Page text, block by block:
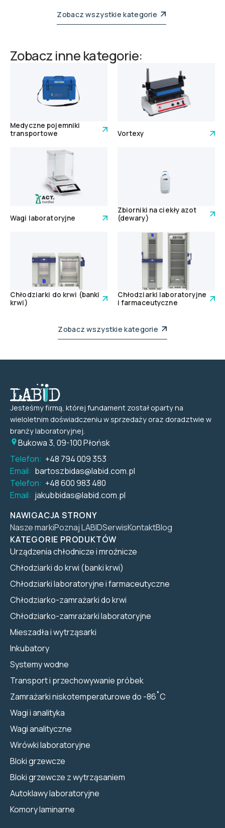
Zobacz wszystkie kategorie
Zobacz inne kategorie:
Medyczne pojemniki
transportowe
Vortexy
Wagi laboratoryjne
Zbiorniki na ciekły azot
(dewary)
Chłodziarki do krwi (banki
krwi)
Chłodziarki laboratoryjne
i farmaceutyczne
Zobacz wszystkie kategorie
Jesteśmy firmą, której fundament został oparty na
wieloletnim doświadczeniu w sprzedaży oraz doradztwie w
branży laboratoryjnej.
Bukowa 3, 09-100 Płońsk
Telefon: +48 794 009 353
Email: bartoszbidas@labid.com.pl
Telefon: +48 600 983 480
Email: jakubbidas@labid.com.pl
NAWIGACJA STRONY
Nasze markiPoznaj LABIDSerwisKontaktBlog
KATEGORIE PRODUKTÓW
Urządzenia chłodnicze i mroźnicze
Chłodziarki do krwi (banki krwi)
Chłodziarki laboratoryjne i farmaceutyczne
Chłodziarko-zamrażarki do krwi
Chłodziarko-zamrażarki laboratoryjne
Mieszadła i wytrząsarki
Inkubatory
Systemy wodne
Transport i przechowywanie próbek
Zamrażarki niskotemperaturowe do -86˚C
Wagi i analityka
Wagi analityczne
Wirówki laboratoryjne
Bloki grzewcze
Bloki grzewcze z wytrząsaniem
Autoklawy laboratoryjne
Komory laminarne